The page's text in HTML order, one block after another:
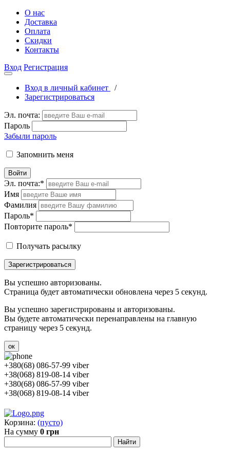
О нас
Доставка
Оплата
Скидки
Контакты
Вход Регистрация
Вход в личный кабинет
/
Зарегистрироваться
Эл. почта:
Пароль
Забыли пароль
Запомнить меня
Войти
Эл. почта:*
Имя
Фамилия
Пароль*
Повторите пароль*
Получать расылку
Зарегистрироваться
Вы успешно авторизованы.
Страница будет автоматически обновлена через 5 секунд.
Вы успешно зарегистрированы и авторизованы.
Вы будете автоматически перенаправлены на главную
страницу через 5 секунд.
ок
+380(68) 086-57-99 viber
+38(068) 819-08-14 viber
+380(68) 086-57-99 viber
+38(068) 819-08-14 viber
Корзина: (пусто)
На сумму 0 грн